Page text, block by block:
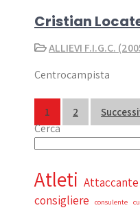
Cristian
ALLIEVI F.I.G.C.
Centrocampista
degli
articoli
1 2
Cerca
Atleti Attaccante
consigliere consulente